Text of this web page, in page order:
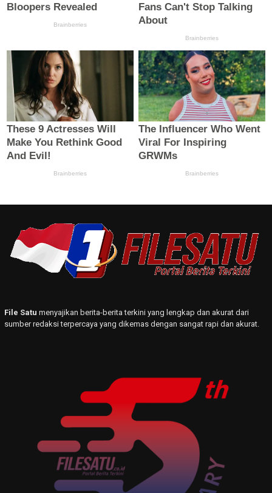
File Satu menyajikan berita-berita terkini yang lengkap dan akurat dari
sumber redaksi terpercaya yang dikemas dengan sangat rapi dan akurat.